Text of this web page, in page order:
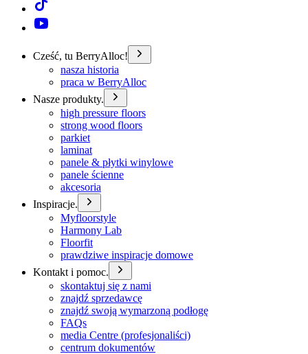
Cześć, tu BerryAlloc!
nasza historia
praca w BerryAlloc
Nasze produkty.
high pressure floors
strong wood floors
parkiet
laminat
panele & płytki winylowe
panele ścienne
akcesoria
Inspiracje.
Myfloorstyle
Harmony Lab
Floorfit
prawdziwe inspiracje domowe
Kontakt i pomoc.
skontaktuj się z nami
znajdź sprzedawcę
znajdź swoją wymarzoną podłogę
FAQs
media Centre (profesjonaliści)
centrum dokumentów